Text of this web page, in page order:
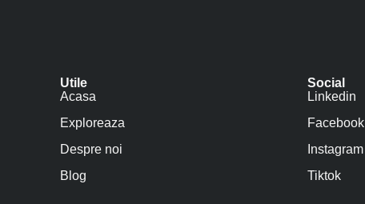
Utile
Acasa
Exploreaza
Despre noi
Blog
Social
Linkedin
Facebook
Instagram
Tiktok